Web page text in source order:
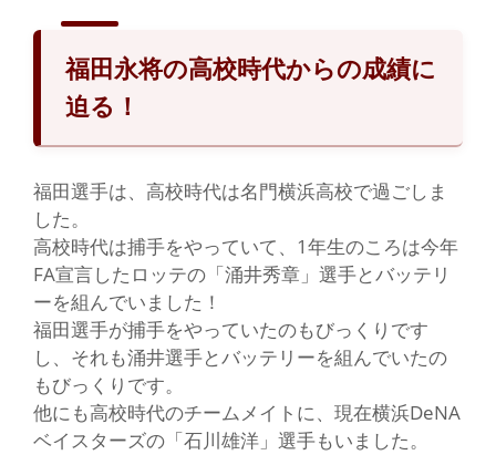
福田永将の高校時代からの成績に
迫る！
福田選手は、高校時代は名門横浜高校で過ごしま
した。
高校時代は捕手をやっていて、1年生のころは今年
FA宣言したロッテの 「涌井秀章」 選手とバッテリ
ーを組んでいました！
福田選手が捕手をやっていたのもびっくりです
し、それも涌井選手とバッテリーを組んでいたの
もびっくりです。
他にも高校時代のチームメイトに、現在横浜DeNA
ベイスターズの 「石川雄洋」 選手もいました。